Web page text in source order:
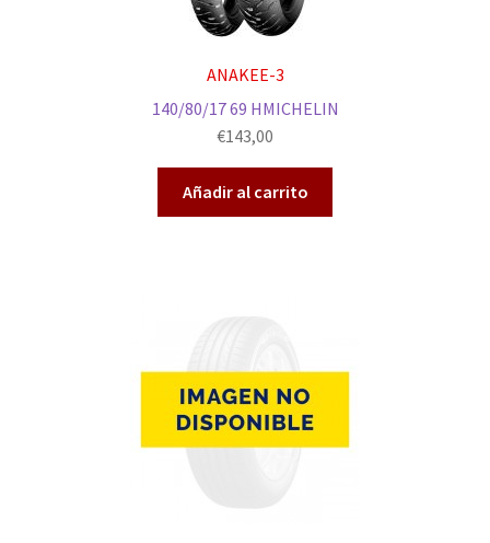
ANAKEE-3
140/80/17 69 HMICHELIN
€143,00
Añadir al carrito